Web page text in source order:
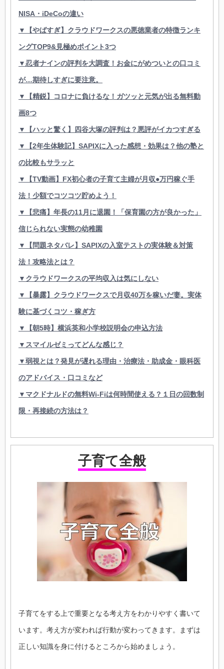
NISA・iDeCoの違い
▼【やばすぎ】クラウドワークスの悪徳業者の特徴ランキ
ングTOP9&見極めポイント3つ
▼忍者ナインの評判を大調査！お金にがめついとの口コミ
が…期待しすぎに要注意。
▼【精鋭】コロナに負けるな！ガツッと元気が出る無料動
画8つ
▼【ハッと驚く】四谷大塚の評判は？悪評がイカつすぎる
▼【2年生体験記】SAPIXに入った感想・効果は？他の塾と
の比較もサラッと
▼【TV動画】FX初心者の子育て主婦が月収●万円稼ぐ手
法！少額でコツコツ貯めよう！
▼【悲痛】年長の11月に退園！「保育園の方が良かった」
信じられない実態の幼稚園
▼【問題ネタバレ】SAPIXの入室テストの実体験＆対策
法！攻略法とは？
▼クラウドワークスの平均収入は気にしない
▼【暴露】クラウドワークスで月収40万を稼いだ妻。実体
験に基づくコツ・稼ぎ方
▼【朝5時】横浜英和小学校説明会の申込方法
▼スマイルゼミってどんな感じ？
▼弱視とは？発見が遅れる理由・治療法・助成金・眼科医
のアドバイス・口コミなど
▼マクドナルドの無料Wi-Fiは何時間使える？１日の回数制
限・再接続の方法は？
子育て全般
子育てをする上で重要となる考え方をわかりやすく書いて
います。考え方が変われば行動が変わってきます。まずは
正しい知識を身に付けるところから始めましょう。